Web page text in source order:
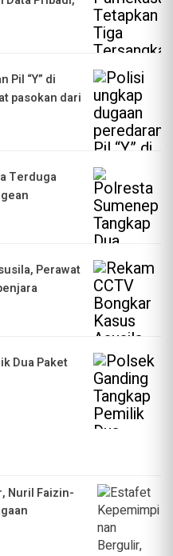
Pil “Y” di
pasokan dari
Terduga
Perawat
Dua Paket
Nuril Faizin-